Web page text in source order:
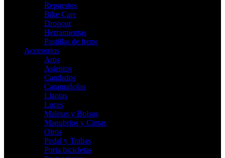
Repuestos
Bike Care
Dropout
Herramientas
Pastillas de freno
Accesorios
Aros
Asientos
Candados
Caramañolas
Llantas
Luces
Maletas y Bolsos
Manubrios y Cintas
Otros
Pedal y Trabas
Porta bicicletas